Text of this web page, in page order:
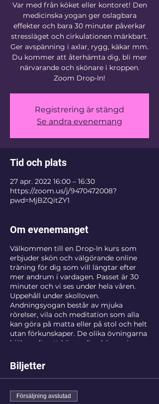
Var med från köket eller kontoret! Den
medicinska yogan ger oslagbara
effekter och bara 30 minuter påverkar
stressläget och cirkulationen märkbart.
Ger avspänning i axlar, rygg, käkar mm.
Du kommer att återhämta dig, bli mer
närvarande och skönare i kroppen.
Zoom Drop-In!
Registrering är stängd
Se andra evenemang
Tid och plats
27 apr. 2022 16:00 – 16:30
https://zoom.us/j/9470472008?
pwd=MjBZQitZY1
Om evenemanget
Välkommen till en Drop-In kurs som
erbjuder skön och välgörande online
träning för dig som vill längtar efter
mer andrum i vardagen. Passet är 30
minuter och vi ses under hela våren.
Uppehåll under skolloven.
Andningsyogan består av mjuka
rörelser, vila och meditation som alla
kan göra på matta eller på stol och helt
utan förkunskaper. De olika övningarna
hjälper dig att känna dig skönare i
mer effektivt, hantera smärta och få
härligare upplevelser i vardagen. Den
Medicinska Yogan vilar på svensk
forskning och har visat sig kunna hjälpa
patienter med bland annat stress-
Biljetter
Försäljning avslutad